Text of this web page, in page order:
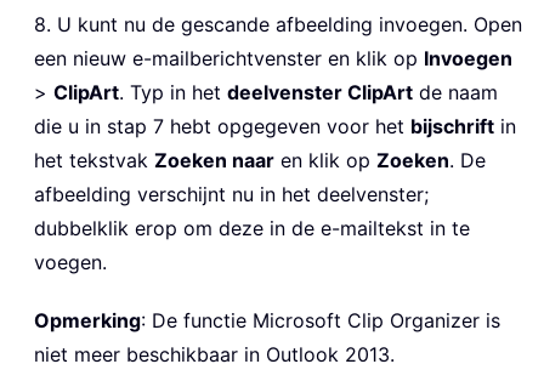
8. U kunt nu de gescande afbeelding invoegen. Open
een nieuw e-mailberichtvenster en klik op Invoegen
> ClipArt. Typ in het deelvenster ClipArt de naam
die u in stap 7 hebt opgegeven voor het bijschrift in
het tekstvak Zoeken naar en klik op Zoeken. De
afbeelding verschijnt nu in het deelvenster;
dubbelklik erop om deze in de e-mailtekst in te
voegen.
Opmerking: De functie Microsoft Clip Organizer is
niet meer beschikbaar in Outlook 2013.